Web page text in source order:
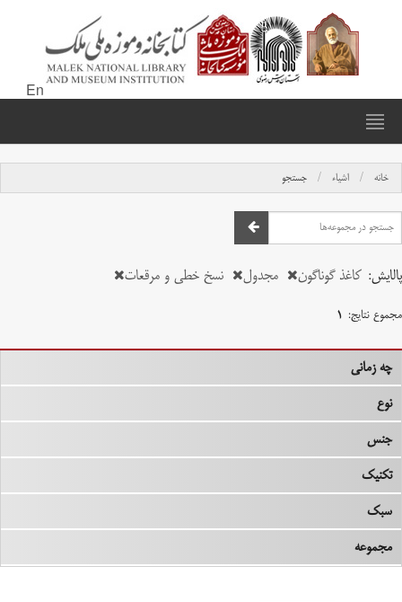
En
خانه اشیاء جستجو
پالایش: کاغذ گوناگون مجدول نسخ خطی و مرقعات
مجموع نتایج: ۱
چه زمانی
نوع
جنس
تکنیک
سبک
مجموعه